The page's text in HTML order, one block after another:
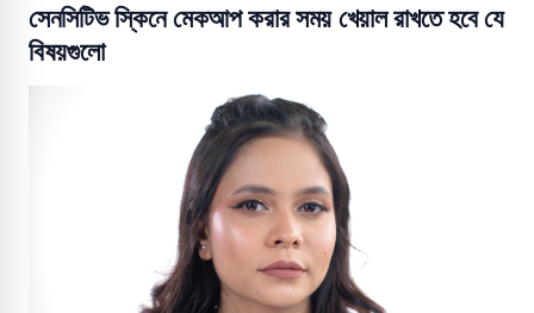
সেনসিটিভ স্কিনে মেকআপ করার সময় খেয়াল রাখতে হবে যে
বিষয়গুলো